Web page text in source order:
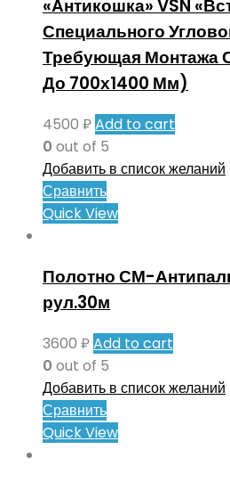
«Антикошка» VSN
Специального
Требующая Монтажа
До 700х1400 Мм)
4500 ₽Add to cart
0 out of 5
Добавить в список желаний
Сравнить
Quick View
Полотно СМ-
рул.30м
3600 ₽Add to cart
0 out of 5
Добавить в список желаний
Сравнить
Quick View